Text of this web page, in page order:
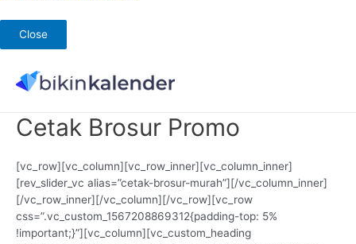
Close
konten
Cetak Brosur Promo
[vc_row][vc_column][vc_row_inner][vc_column_inner]
[rev_slider_vc alias=”cetak-brosur-murah”][/vc_column_inner]
[/vc_row_inner][/vc_column][/vc_row][vc_row
css=”.vc_custom_1567208869312{padding-top: 5%
!important;}”][vc_column][vc_custom_heading